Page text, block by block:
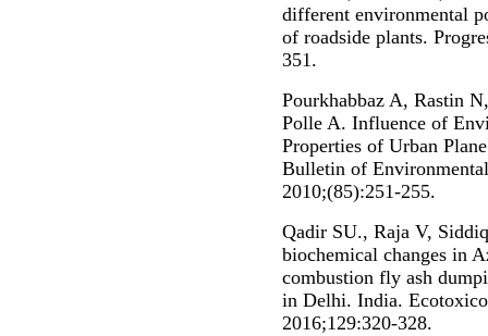
different environmental
of roadside plants.
351.
Pourkhabbaz A, Rastin
Polle A. Influence of
Properties of Urban
Bulletin of
2010;(85):251-255.
Qadir SU., Raja V,
biochemical changes in
combustion fly ash
in Delhi. India.
2016;129:320-328.